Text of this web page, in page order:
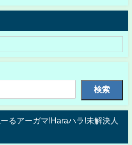
検索
るアーガマ!Haraハラ!未解決人